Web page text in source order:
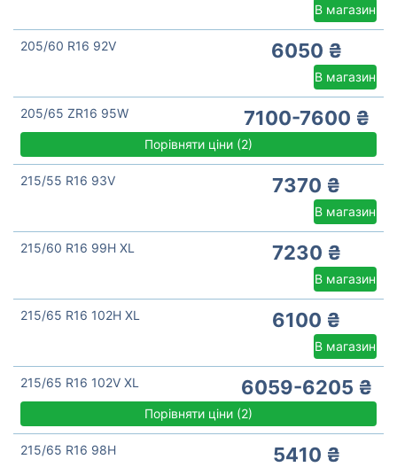
В магазин
205/60 R16 92V 6050 ₴
В магазин
205/65 ZR16 95W 7100-7600 ₴
Порівняти ціни (2)
215/55 R16 93V 7370 ₴
В магазин
215/60 R16 99H XL 7230 ₴
В магазин
215/65 R16 102H XL 6100 ₴
В магазин
215/65 R16 102V XL 6059-6205 ₴
Порівняти ціни (2)
215/65 R16 98H 5410 ₴